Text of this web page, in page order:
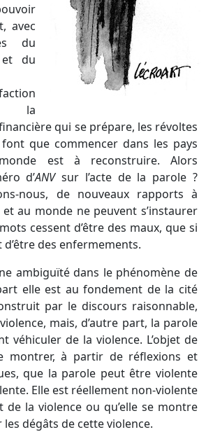
avec
du
du
la
qui se prépare, les révoltes
que commencer dans les pays
est à reconstruire. Alors
d’ANVsur l’acte de la parole ?
nous, de nouveaux rapports à
au monde ne peuvent s’instaurer
cessent d’être des maux, que si
des enfermements.
ambiguïté dans le phénomène de
elle est au fondement de la cité
par le discours raisonnable,
mais, d’autre part, la parole
véhiculer de la violence. L’objet de
montrer, à partir de réflexions et
que la parole peut être violente
Elle est réellement non-violente
de la violence ou qu’elle se montre
dégâts de cette violence.